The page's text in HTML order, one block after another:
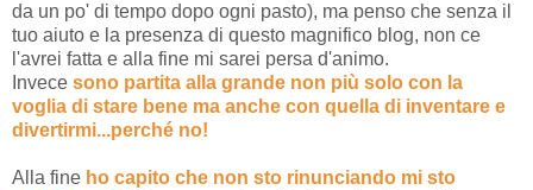
da un po' di tempo dopo ogni pasto), ma penso che senza il
tuo aiuto e la presenza di questo magnifico blog, non ce
l'avrei fatta e alla fine mi sarei persa d'animo.
Invece sono partita alla grande non più solo con la
voglia di stare bene ma anche con quella di inventare e
divertirmi...perché no!
Alla fine ho capito che non sto rinunciando mi sto